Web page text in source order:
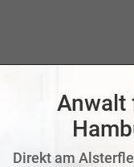
Anwalt
Direkt am